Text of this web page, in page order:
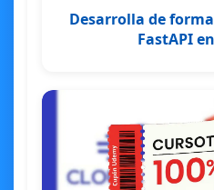
Desarrolla de
FastAPI